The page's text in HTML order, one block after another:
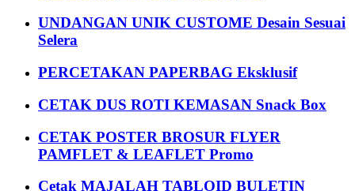
UNDANGAN UNIK CUSTOME Desain Sesuai
Selera
PERCETAKAN PAPERBAG Eksklusif
CETAK DUS ROTI KEMASAN Snack Box
CETAK POSTER BROSUR FLYER
PAMFLET & LEAFLET Promo
Cetak MAJALAH TABLOID BULETIN